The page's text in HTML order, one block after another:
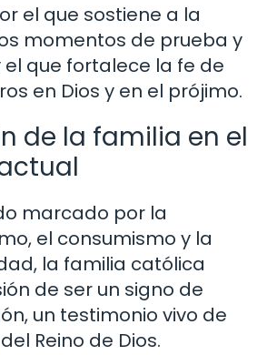
el que sostiene a la
momentos de prueba y
el que fortalece la fe de
en Dios y en el prójimo.
de la familia en el
marcado por la
el consumismo y la
la familia católica
de ser un signo de
un testimonio vivo de
Reino de Dios.